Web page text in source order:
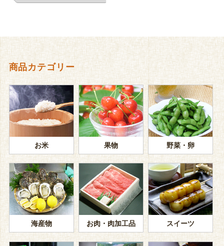
商品カテゴリー
お米 果物 野菜・卵
海産物 お肉・肉加工品 スイーツ